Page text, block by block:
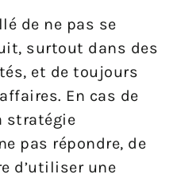
de ne pas se
surtout dans des
et de toujours
En cas de
stratégie
pas répondre, de
d’utiliser une